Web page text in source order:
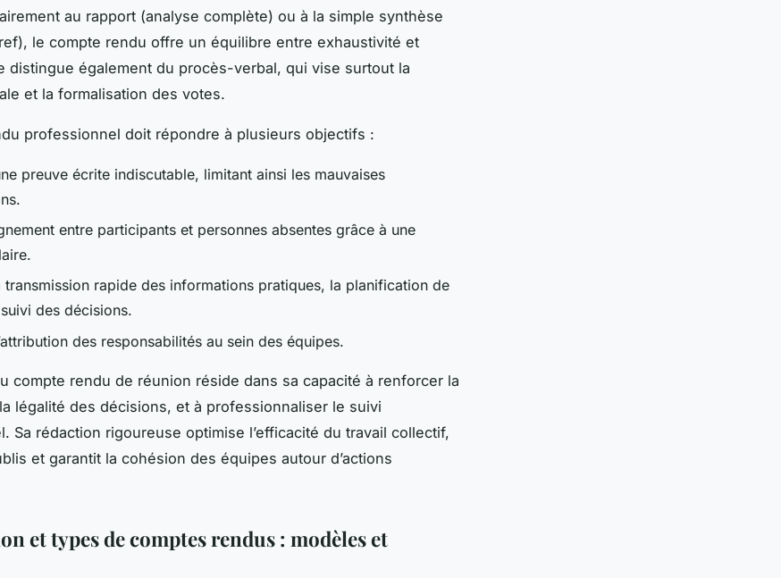
au rapport (analyse complète) ou à la simple synthèse
le compte rendu offre un équilibre entre exhaustivité et
distingue également du procès-verbal, qui vise surtout la
et la formalisation des votes.
professionnel doit répondre à plusieurs objectifs :
preuve écrite indiscutable, limitant ainsi les mauvaises
entre participants et personnes absentes grâce à une
transmission rapide des informations pratiques, la planification de
des décisions.
des responsabilités au sein des équipes.
compte rendu de réunion réside dans sa capacité à renforcer la
légalité des décisions, et à professionnaliser le suivi
Sa rédaction rigoureuse optimise l’efficacité du travail collectif,
et garantit la cohésion des équipes autour d’actions
et types de comptes rendus : modèles et